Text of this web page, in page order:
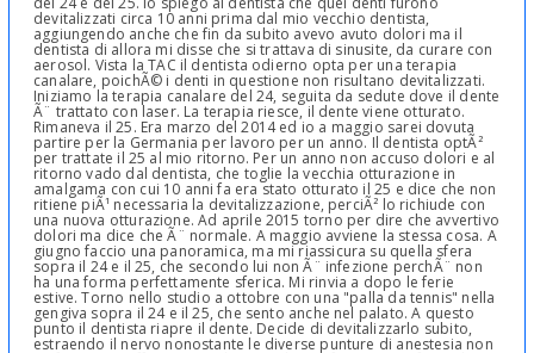
devitalizzati circa 10 anni prima dal mio vecchio dentista,
aggiungendo anche che fin da subito avevo avuto dolori ma il
dentista di allora mi disse che si trattava di sinusite, da curare con
aerosol. Vista la TAC il dentista odierno opta per una terapia
canalare, poichÃ© i denti in questione non risultano devitalizzati.
Iniziamo la terapia canalare del 24, seguita da sedute dove il dente
Ã¨ trattato con laser. La terapia riesce, il dente viene otturato.
Rimaneva il 25. Era marzo del 2014 ed io a maggio sarei dovuta
partire per la Germania per lavoro per un anno. Il dentista optÃ²
per trattate il 25 al mio ritorno. Per un anno non accuso dolori e al
ritorno vado dal dentista, che toglie la vecchia otturazione in
amalgama con cui 10 anni fa era stato otturato il 25 e dice che non
ritiene piÃ¹ necessaria la devitalizzazione, perciÃ² lo richiude con
una nuova otturazione. Ad aprile 2015 torno per dire che avvertivo
dolori ma dice che Ã¨ normale. A maggio avviene la stessa cosa. A
giugno faccio una panoramica, ma mi riassicura su quella sfera
sopra il 24 e il 25, che secondo lui non Ã¨ infezione perchÃ¨ non
ha una forma perfettamente sferica. Mi rinvia a dopo le ferie
estive. Torno nello studio a ottobre con una "palla da tennis" nella
gengiva sopra il 24 e il 25, che sento anche nel palato. A questo
punto il dentista riapre il dente. Decide di devitalizzarlo subito,
estraendo il nervo nonostante le diverse punture di anestesia non